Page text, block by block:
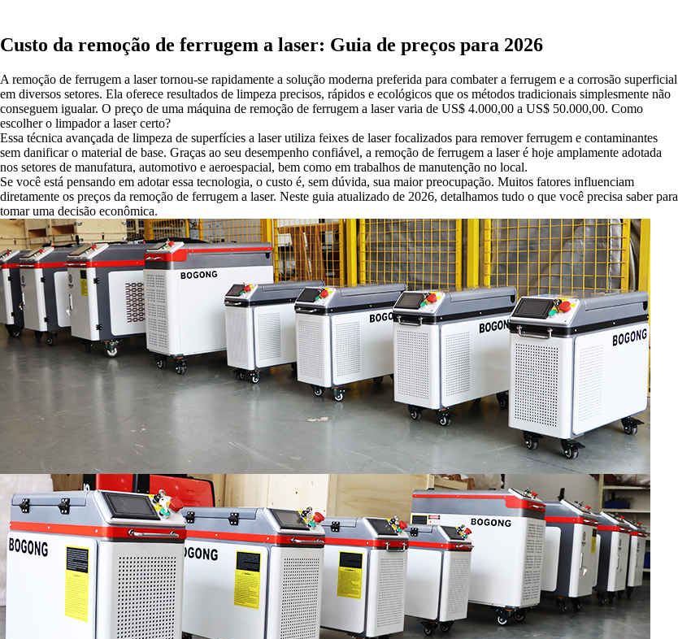
Custo da remoção de ferrugem a laser: Guia de preços para 2026
A remoção de ferrugem a laser tornou-se rapidamente a solução moderna preferida para combater a ferrugem e a corrosão superficial
em diversos setores. Ela oferece resultados de limpeza precisos, rápidos e ecológicos que os métodos tradicionais simplesmente não
conseguem igualar. O preço de uma máquina de remoção de ferrugem a laser varia de US$ 4.000,00 a US$ 50.000,00. Como
escolher o limpador a laser certo?
Essa técnica avançada de limpeza de superfícies a laser utiliza feixes de laser focalizados para remover ferrugem e contaminantes
sem danificar o material de base. Graças ao seu desempenho confiável, a remoção de ferrugem a laser é hoje amplamente adotada
nos setores de manufatura, automotivo e aeroespacial, bem como em trabalhos de manutenção no local.
Se você está pensando em adotar essa tecnologia, o custo é, sem dúvida, sua maior preocupação. Muitos fatores influenciam
diretamente os preços da remoção de ferrugem a laser. Neste guia atualizado de 2026, detalhamos tudo o que você precisa saber para
tomar uma decisão econômica.